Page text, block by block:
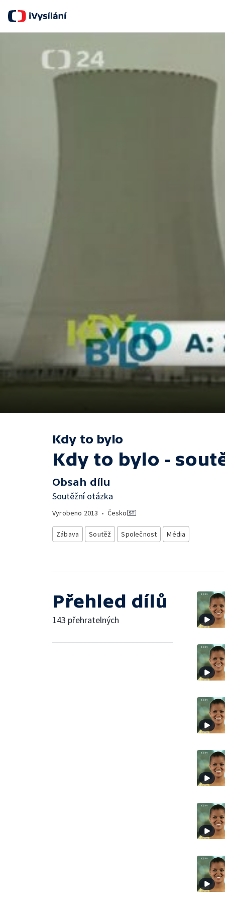
Kdy to bylo
Kdy to bylo -
Obsah dílu
Soutěžní otázka
Vyrobeno 2013 • Česko
Zábava Soutěž Společnost Média
Přehled dílů
143 přehratelných